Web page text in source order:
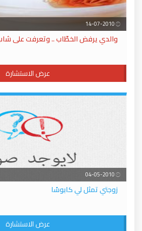
والدي يرفض الخطّاب .. وتعرفت على
عرض الاستشارة
زوجتي تمثل لي كابوسًا
عرض الاستشارة